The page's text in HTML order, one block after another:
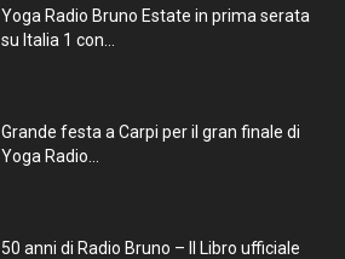
Yoga Radio Bruno Estate in prima serata
su Italia 1 con...
Grande festa a Carpi per il gran finale di
Yoga Radio...
50 anni di Radio Bruno – Il Libro ufficiale